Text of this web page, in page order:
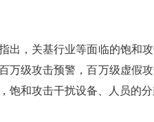
出，关基行业等面临的饱和
万级攻击预警，百万级虚假
饱和攻击干扰设备、人员的分